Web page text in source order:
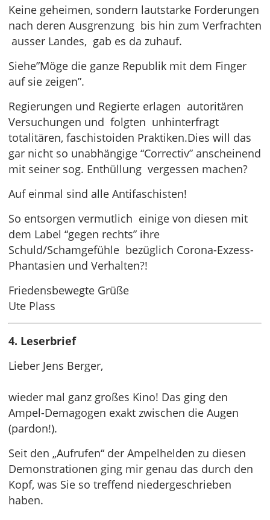
Keine geheimen, sondern lautstarke Forderungen
nach deren Ausgrenzung bis hin zum Verfrachten
ausser Landes, gab es da zuhauf.
Siehe”Möge die ganze Republik mit dem Finger
auf sie zeigen”.
Regierungen und Regierte erlagen autoritären
Versuchungen und folgten unhinterfragt
totalitären, faschistoiden Praktiken.Dies will das
gar nicht so unabhängige “Correctiv” anscheinend
mit seiner sog. Enthüllung vergessen machen?
Auf einmal sind alle Antifaschisten!
So entsorgen vermutlich einige von diesen mit
dem Label “gegen rechts” ihre
Schuld/Schamgefühle bezüglich Corona-Exzess-
Phantasien und Verhalten?!
Friedensbewegte Grüße
Ute Plass
4. Leserbrief
Lieber Jens Berger,
wieder mal ganz großes Kino! Das ging den
Ampel-Demagogen exakt zwischen die Augen
(pardon!).
Seit den „Aufrufen“ der Ampelhelden zu diesen
Demonstrationen ging mir genau das durch den
Kopf, was Sie so treffend niedergeschrieben
haben.